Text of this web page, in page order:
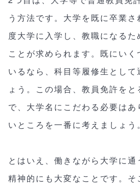
う方法です。大学を既に卒業
度大学に入学し、教職になるた
ことが求められます。既にいく
いるなら、科目等履修生として
ょう。この場合、教員免許を
で、大学名にこだわる必要は
いところを一番に考えましょう。
とはいえ、働きながら大学に通
精神的にも大変なことです。そ